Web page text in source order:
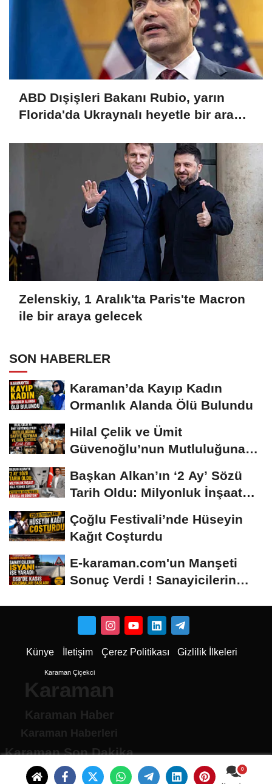
ABD Dışişleri Bakanı Rubio, yarın
Florida'da Ukraynalı heyetle bir araya
Zelenskiy, 1 Aralık'ta Paris'te Macron
ile bir araya gelecek
SON HABERLER
Karaman’da Kayıp Kadın
Ormanlık Alanda Ölü Bulundu
Hilal Çelik ve Ümit
Güvenoğlu’nun Mutluluğuna
Başkan Alkan’ın ‘2 Ay’ Sözü
Tarih Oldu: Milyonluk İnşaat
Çoğlu Festivali’nde Hüseyin
Kağıt Coşturdu
E-karaman.com'un Manşeti
Sonuç Verdi ! Sanayicilerin
Künye İletişim Çerez Politikası Gizlilik İlkeleri
Karaman Çiçekci
Karaman
Karaman Haber
Karaman Haberleri
Karaman Son Dakika
Karaman son dakika Haberleri